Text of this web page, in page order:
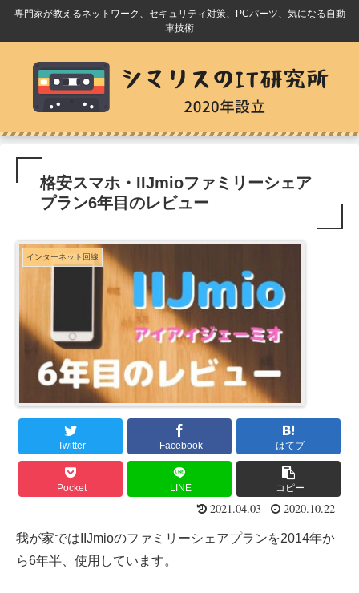
専門家が教えるネットワーク、セキュリティ対策、PCパーツ、気になる自動
車技術
格安スマホ・IIJmioファミリーシェア
プラン6年目のレビュー
インターネット回線
Twitter Facebook はてブ
Pocket LINE コピー
2021.04.03 2020.10.22
我が家ではIIJmioのファミリーシェアプランを2014年か
ら6年半、使用しています。